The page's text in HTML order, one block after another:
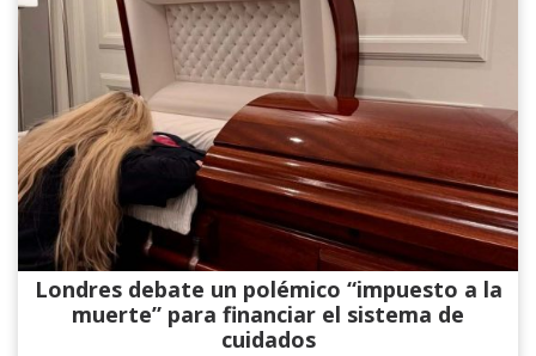
Londres debate un polémico “impuesto a la
muerte” para financiar el sistema de
cuidados